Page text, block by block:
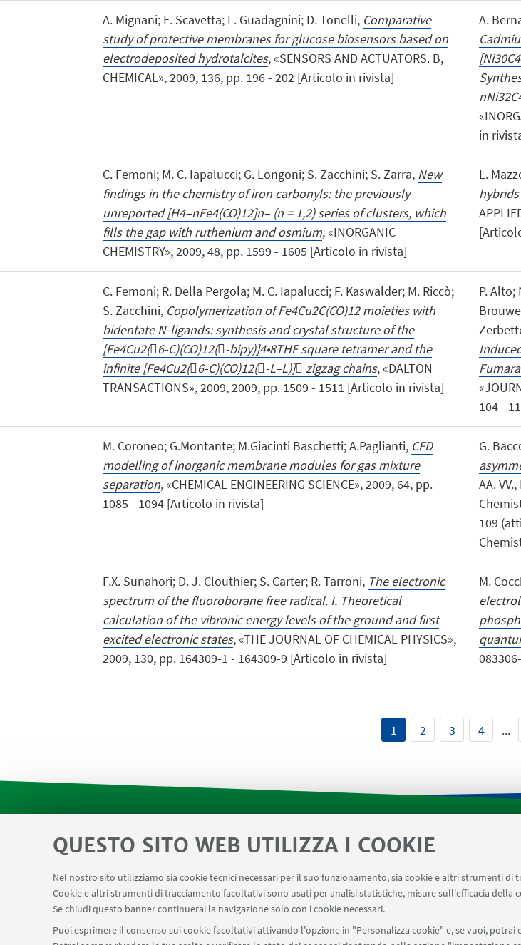
QUESTO SITO WEB UTILIZZA I COOKIE
Nel nostro sito utilizziamo sia cookie tecnici necessari per il suo funzionamento, sia cookie e altri strumenti
Cookie e altri strumenti di tracciamento facoltativi sono usati per analisi statistiche, misure sull'efficacia
Se chiudi questo banner continuerai la navigazione solo con i cookie necessari.
Puoi esprimere il consenso sui cookie facoltativi attivando l'opzione in "Personalizza cookie" e, se vuoi,
A. Mignani; E. Scavetta; L. Guadagnini; D. Tonelli, Comparative
study of protective membranes for glucose biosensors based on
electrodeposited hydrotalcites, «SENSORS AND ACTUATORS. B,
CHEMICAL», 2009, 136, pp. 196 - 202 [Articolo in rivista]
A.
in
C. Femoni; M. C. Iapalucci; G. Longoni; S. Zacchini; S. Zarra, New
findings in the chemistry of iron carbonyls: the previously
unreported [H4–nFe4(CO)12]n– (n = 1,2) series of clusters, which
fills the gap with ruthenium and osmium, «INORGANIC
CHEMISTRY», 2009, 48, pp. 1599 - 1605 [Articolo in rivista]
L.
C. Femoni; R. Della Pergola; M. C. Iapalucci; F. Kaswalder; M. Riccò;
S. Zacchini, Copolymerization of Fe4Cu2C(CO)12 moieties with
bidentate N-ligands: synthesis and crystal structure of the
[Fe4Cu2(6-C)(CO)12(-bipy)]4•8THF square tetramer and the
infinite [Fe4Cu2(6-C)(CO)12(-L–L)] zigzag chains, «DALTON
TRANSACTIONS», 2009, 2009, pp. 1509 - 1511 [Articolo in rivista]
P. Alto;
104 -
M. Coroneo; G.Montante; M.Giacinti Baschetti; A.Paglianti, CFD
modelling of inorganic membrane modules for gas mixture
separation, «CHEMICAL ENGINEERING SCIENCE», 2009, 64, pp.
1085 - 1094 [Articolo in rivista]
G.
AA.
109
F.X. Sunahori; D. J. Clouthier; S. Carter; R. Tarroni, The electronic
spectrum of the fluoroborane free radical. I. Theoretical
calculation of the vibronic energy levels of the ground and first
excited electronic states, «THE JOURNAL OF CHEMICAL PHYSICS»,
2009, 130, pp. 164309-1 - 164309-9 [Articolo in rivista]
M.
1 2 3 4 ...
LINK UTILI Contatti Area riservata SVC e Modulistica di Dipartimento
Center for Chemical Catalysis
AULE U.E. 1 NAVILE AULE U.E. 4 NAVILE
Prenotazione NMR Navile
Prenotazione strumenti del Dipartimento CHIMIND